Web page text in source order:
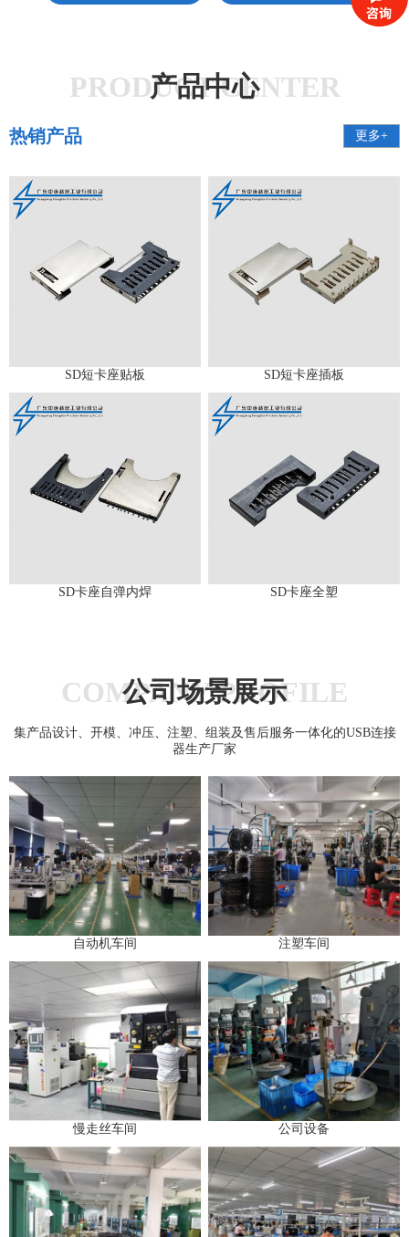
PRODUCT CENTER
产品中心
热销产品 更多+
SD短卡座贴板 SD短卡座插板
SD卡座自弹内焊 SD卡座全塑
COMPANY PROFILE
公司场景展示
集产品设计、开模、冲压、注塑、组装及售后服务一体化的USB连接
器生产厂家
自动机车间 注塑车间
慢走丝车间 公司设备